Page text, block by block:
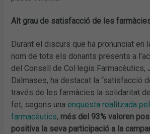
Alt grau de satisfacció de les
Durant el discurs que ha pronunciat en
nom de tots els donants presents a
del Consell de Col·legis Farmacèutics,
Dalmases, ha destacat la “satisfacció
través de les farmàcies la solidaritat
fet, segons unaenquesta realitzada
farmacèutics, més del 93% valoren
positiva la seva participació a la